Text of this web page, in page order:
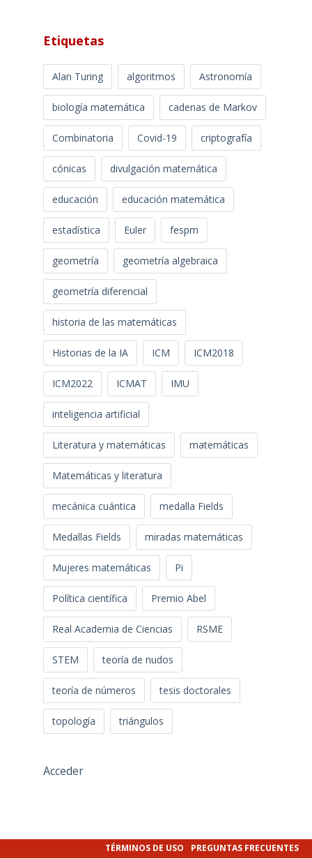
Etiquetas
Alan Turing algoritmos Astronomía
biología matemática cadenas de Markov
Combinatoria Covid-19 criptografía
cónicas divulgación matemática
educación educación matemática
estadística Euler fespm
geometría geometría algebraica
geometría diferencial
historia de las matemáticas
Historias de la IA ICM ICM2018
ICM2022 ICMAT IMU
inteligencia artificial
Literatura y matemáticas matemáticas
Matemáticas y literatura
mecánica cuántica medalla Fields
Medallas Fields miradas matemáticas
Mujeres matemáticas Pi
Política científica Premio Abel
Real Academia de Ciencias RSME
STEM teoría de nudos
teoría de números tesis doctorales
topología triángulos
Acceder
TÉRMINOS DE USO PREGUNTAS FRECUENTES